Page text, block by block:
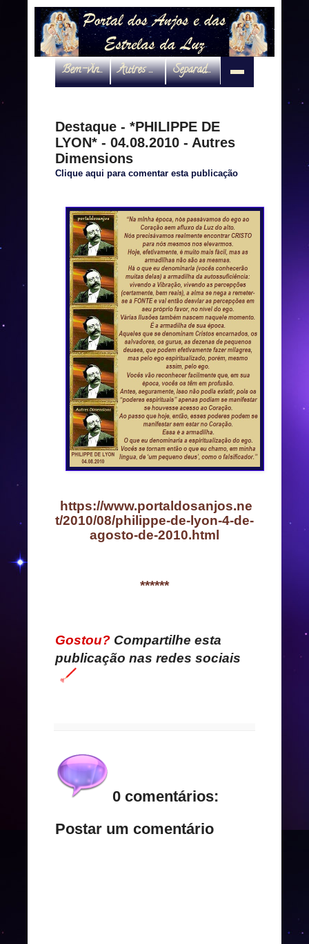
Bem-vindo Autres Dimensions Separadas por interveniente
Destaque - *PHILIPPE DE
LYON* - 04.08.2010 - Autres
Dimensions
Clique aqui para comentar esta publicação
https://www.portaldosanjos.ne
t/2010/08/philippe-de-lyon-4-de-
agosto-de-2010.html
******
Gostou? Compartilhe esta
publicação nas redes sociais
0 comentários:
Postar um comentário